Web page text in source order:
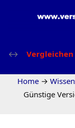
Vergleichen
Home →
Günstige